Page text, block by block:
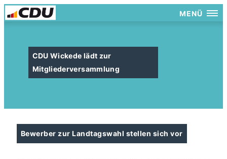
MENÜ
CDU Wickede lädt zur
Mitgliederversammlung
Bewerber zur Landtagswahl stellen sich vor